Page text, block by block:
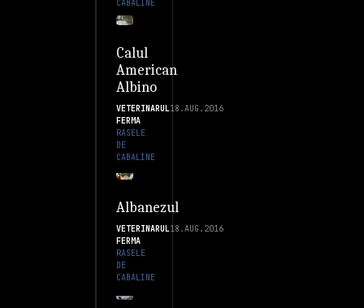
CABALINE
Calul
American
Albino
VETERINARUL
FERMA
18.AUG.2016
RASELE
DE
CABALINE
Albanezul
VETERINARUL
FERMA
18.AUG.2016
RASELE
DE
CABALINE